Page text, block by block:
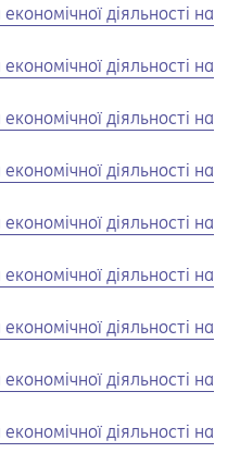
діяльності на
діяльності на
діяльності на
діяльності на
діяльності на
діяльності на
діяльності на
діяльності на
діяльності на